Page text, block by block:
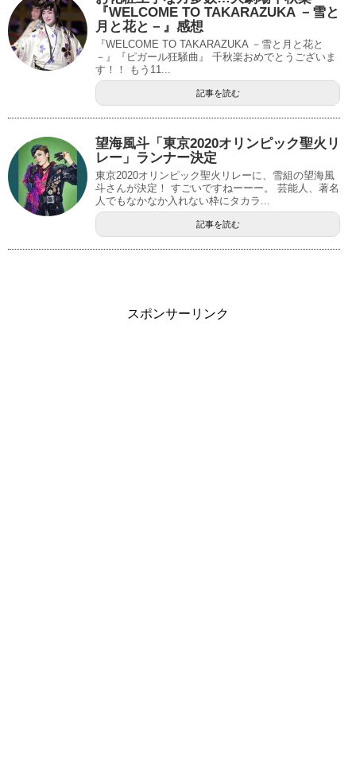
『WELCOME TO TAKARAZUKA －雪と
月と花と－』感想
『WELCOME TO TAKARAZUKA －雪と月と花と
－』『ピガール狂騒曲』 千秋楽おめでとうございま
す！！ もう11...
記事を読む
望海風斗「東京2020オリンピック聖火リ
レー」ランナー決定
東京2020オリンピック聖火リレーに、雪組の望海風
斗さんが決定！ すごいですねーーー。 芸能人、著名
人でもなかなか入れない枠にタカラ...
記事を読む
スポンサーリンク